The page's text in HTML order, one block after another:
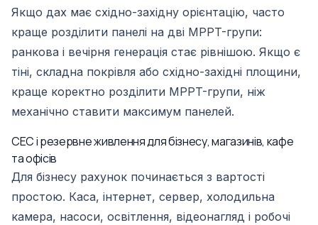
Якщо дах має східно-західну орієнтацію, часто
краще розділити панелі на дві MPPT-групи:
ранкова і вечірня генерація стає рівнішою. Якщо є
тіні, складна покрівля або східно-західні площини,
краще коректно розділити MPPT-групи, ніж
механічно ставити максимум панелей.
СЕС і резервне живлення для бізнесу, магазинів, кафе
та офісів
Для бізнесу рахунок починається з вартості
простою. Каса, інтернет, сервер, холодильна
камера, насоси, освітлення, відеонагляд і робочі